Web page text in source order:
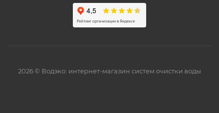
2026 © Водэко: интернет-магазин систем очистки воды